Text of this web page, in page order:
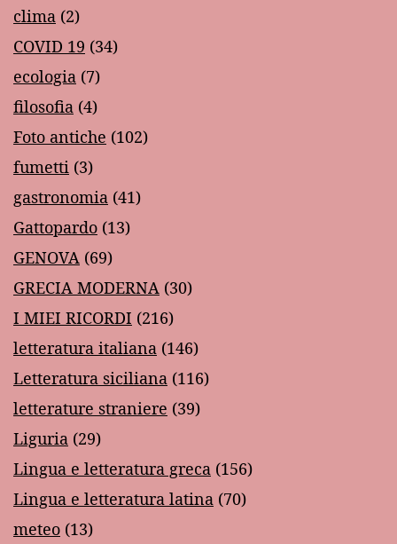
clima (2)
COVID 19 (34)
ecologia (7)
filosofia (4)
Foto antiche (102)
fumetti (3)
gastronomia (41)
Gattopardo (13)
GENOVA (69)
GRECIA MODERNA (30)
I MIEI RICORDI (216)
letteratura italiana (146)
Letteratura siciliana (116)
letterature straniere (39)
Liguria (29)
Lingua e letteratura greca (156)
Lingua e letteratura latina (70)
meteo (13)